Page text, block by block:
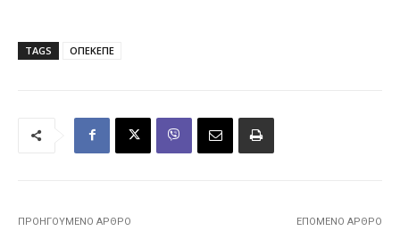
TAGS ΟΠΕΚΕΠΕ
ΠΡΟΗΓΟΎΜΕΝΟ ΆΡΘΡΟ ΕΠΌΜΕΝΟ ΆΡΘΡΟ